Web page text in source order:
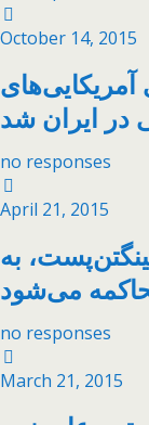
October 14, 2015
در ایران شد
no responses
April 21, 2015
به
می‌شود
no responses
March 21, 2015